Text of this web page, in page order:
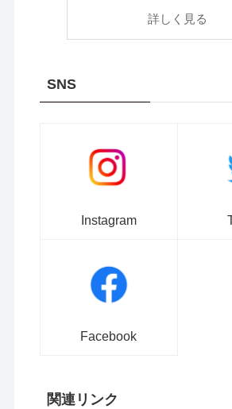
詳しく見る
SNS
Instagram
Facebook
関連リンク